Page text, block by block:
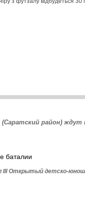
район) ждут
баталии
ІІІ Открытый детско-